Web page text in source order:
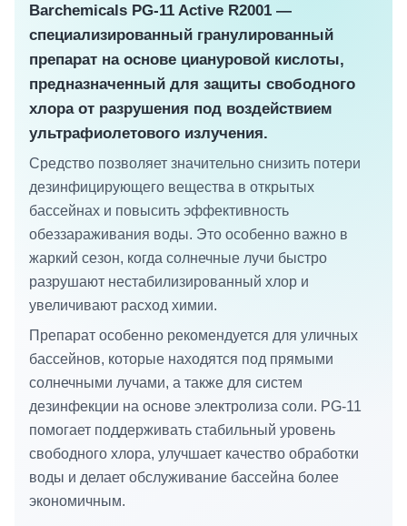
Barchemicals PG-11 Active R2001 —
специализированный гранулированный
препарат на основе циануровой кислоты,
предназначенный для защиты свободного
хлора от разрушения под воздействием
ультрафиолетового излучения.
Средство позволяет значительно снизить потери
дезинфицирующего вещества в открытых
бассейнах и повысить эффективность
обеззараживания воды. Это особенно важно в
жаркий сезон, когда солнечные лучи быстро
разрушают нестабилизированный хлор и
увеличивают расход химии.
Препарат особенно рекомендуется для уличных
бассейнов, которые находятся под прямыми
солнечными лучами, а также для систем
дезинфекции на основе электролиза соли. PG-11
помогает поддерживать стабильный уровень
свободного хлора, улучшает качество обработки
воды и делает обслуживание бассейна более
экономичным.